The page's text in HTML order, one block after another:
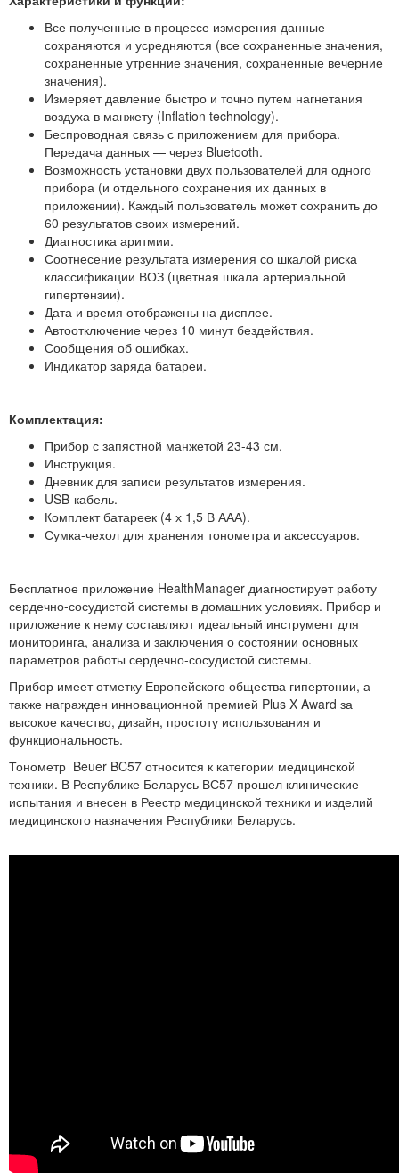
Все полученные в процессе измерения данные
сохраняются и усредняются (все сохраненные значения,
сохраненные утренние значения, сохраненные вечерние
значения).
Измеряет давление быстро и точно путем нагнетания
воздуха в манжету (Inflation technology).
Беспроводная связь с приложением для прибора.
Передача данных — через Bluetooth.
Возможность установки двух пользователей для одного
прибора (и отдельного сохранения их данных в
приложении). Каждый пользователь может сохранить до
60 результатов своих измерений.
Диагностика аритмии.
Соотнесение результата измерения со шкалой риска
классификации ВОЗ (цветная шкала артериальной
гипертензии).
Дата и время отображены на дисплее.
Автоотключение через 10 минут бездействия.
Сообщения об ошибках.
Индикатор заряда батареи.
Комплектация:
Прибор с запястной манжетой 23-43 см,
Инструкция.
Дневник для записи результатов измерения.
USB-кабель.
Комплект батареек (4 х 1,5 В ААА).
Сумка-чехол для хранения тонометра и аксессуаров.
Бесплатное приложение HealthManager диагностирует работу
сердечно-сосудистой системы в домашних условиях. Прибор и
приложение к нему составляют идеальный инструмент для
мониторинга, анализа и заключения о состоянии основных
параметров работы сердечно-сосудистой системы.
Прибор имеет отметку Европейского общества гипертонии, а
также награжден инновационной премией Plus X Award за
высокое качество, дизайн, простоту использования и
функциональность.
Тонометр Beuer BC57 относится к категории медицинской
техники. В Республике Беларусь ВС57 прошел клинические
испытания и внесен в Реестр медицинской техники и изделий
медицинского назначения Республики Беларусь.